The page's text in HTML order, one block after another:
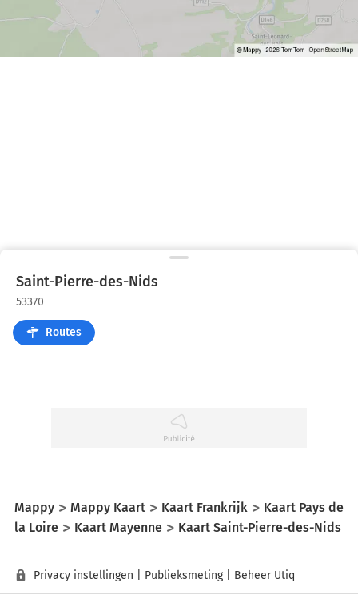
Saint-Pierre-des-Nids
53370
Routes
Mappy Mappy Kaart Kaart Frankrijk
Kaart Pays de
la Loire
Kaart Mayenne Kaart Saint-Pierre-des-Nids
Privacy instellingen Publieksmeting| Beheer Utiq